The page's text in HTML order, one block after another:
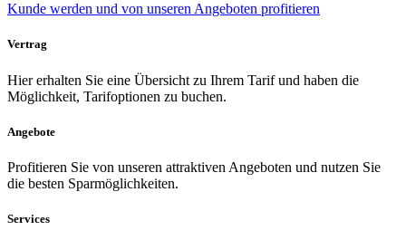
Kunde werden und von unseren Angeboten profitieren
Vertrag
Hier erhalten Sie eine Übersicht zu Ihrem Tarif und haben die
Möglichkeit, Tarifoptionen zu buchen.
Angebote
Profitieren Sie von unseren attraktiven Angeboten und nutzen Sie
die besten Sparmöglichkeiten.
Services